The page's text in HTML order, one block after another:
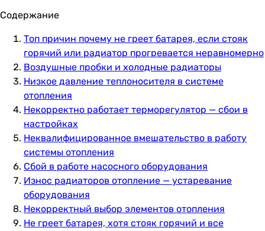
Содержание
Топ причин почему не греет батарея, если стояк
горячий или радиатор прогревается неравномерно
Воздушные пробки и холодные радиаторы
Низкое давление теплоносителя в системе
отопления
Некорректно работает терморегулятор — сбои в
настройках
Неквалифицированное вмешательство в работу
системы отопления
Сбой в работе насосного оборудования
Износ радиаторов отопление — устаревание
оборудования
Некорректный выбор элементов отопления
Не греет батарея, хотя стояк горячий и все